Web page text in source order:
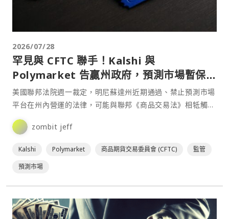
2026/07/28
罕見與 CFTC 聯手！Kalshi 與
Polymarket 告贏州政府，預測市場暫保營
運權
美國聯邦法院週一裁定，明尼蘇達州近期通過、禁止預測市場
平台在州內營運的法律，可能與聯邦《商品交易法》相牴觸，
並批准Kalshi、Polymarket及美國商品期貨交⋯
zombit jeff
Kalshi Polymarket 商品期貨交易委員會 (CFTC)
監管
預測市場